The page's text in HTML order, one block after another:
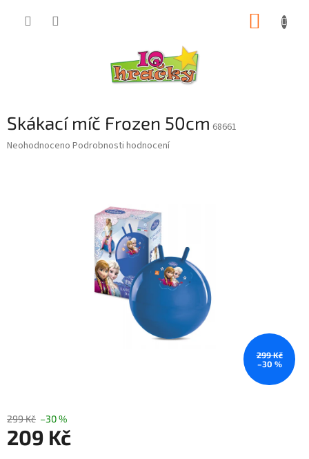
Skákací míč Frozen 50cm 68661
Průměrné
Neohodnoceno Podrobnosti hodnocení
299 Kč
–30 %
299 Kč –30 %
209 Kč